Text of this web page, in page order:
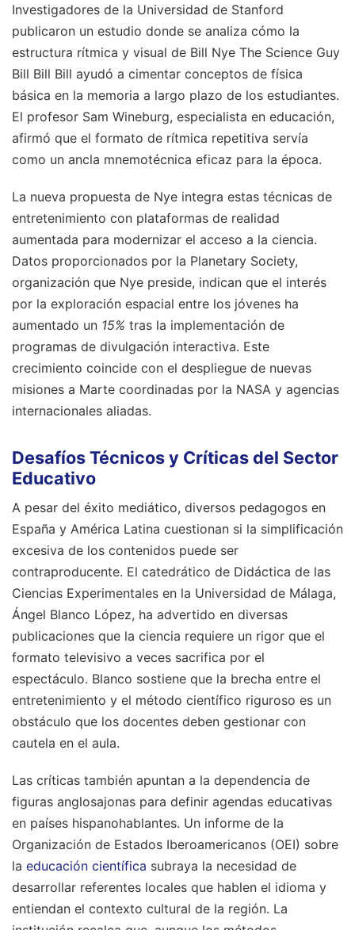
Investigadores de la Universidad de Stanford
publicaron un estudio donde se analiza cómo la
estructura rítmica y visual de Bill Nye The Science Guy
Bill Bill Bill ayudó a cimentar conceptos de física
básica en la memoria a largo plazo de los estudiantes.
El profesor Sam Wineburg, especialista en educación,
afirmó que el formato de rítmica repetitiva servía
como un ancla mnemotécnica eficaz para la época.
La nueva propuesta de Nye integra estas técnicas de
entretenimiento con plataformas de realidad
aumentada para modernizar el acceso a la ciencia.
Datos proporcionados por la Planetary Society,
organización que Nye preside, indican que el interés
por la exploración espacial entre los jóvenes ha
aumentado un 15% tras la implementación de
programas de divulgación interactiva. Este
crecimiento coincide con el despliegue de nuevas
misiones a Marte coordinadas por la NASA y agencias
internacionales aliadas.
Desafíos Técnicos y Críticas del Sector
Educativo
A pesar del éxito mediático, diversos pedagogos en
España y América Latina cuestionan si la simplificación
excesiva de los contenidos puede ser
contraproducente. El catedrático de Didáctica de las
Ciencias Experimentales en la Universidad de Málaga,
Ángel Blanco López, ha advertido en diversas
publicaciones que la ciencia requiere un rigor que el
formato televisivo a veces sacrifica por el
espectáculo. Blanco sostiene que la brecha entre el
entretenimiento y el método científico riguroso es un
obstáculo que los docentes deben gestionar con
cautela en el aula.
Las críticas también apuntan a la dependencia de
figuras anglosajonas para definir agendas educativas
en países hispanohablantes. Un informe de la
Organización de Estados Iberoamericanos (OEI) sobre
la educación científica subraya la necesidad de
desarrollar referentes locales que hablen el idioma y
entiendan el contexto cultural de la región. La